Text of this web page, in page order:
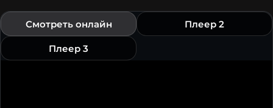
Смотреть онлайн Плеер 2
Плеер 3